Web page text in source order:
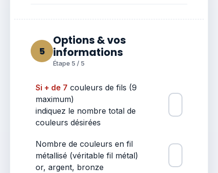
5
Options & vos
informations
Étape 5 / 5
Si + de 7 couleurs de fils (9
maximum)
indiquez le nombre total de
couleurs désirées
Nombre de couleurs en fil
métallisé (véritable fil métal)
or, argent, bronze